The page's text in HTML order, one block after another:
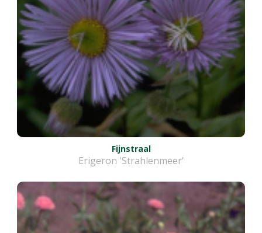
Fijnstraal
Erigeron 'Strahlenmeer'